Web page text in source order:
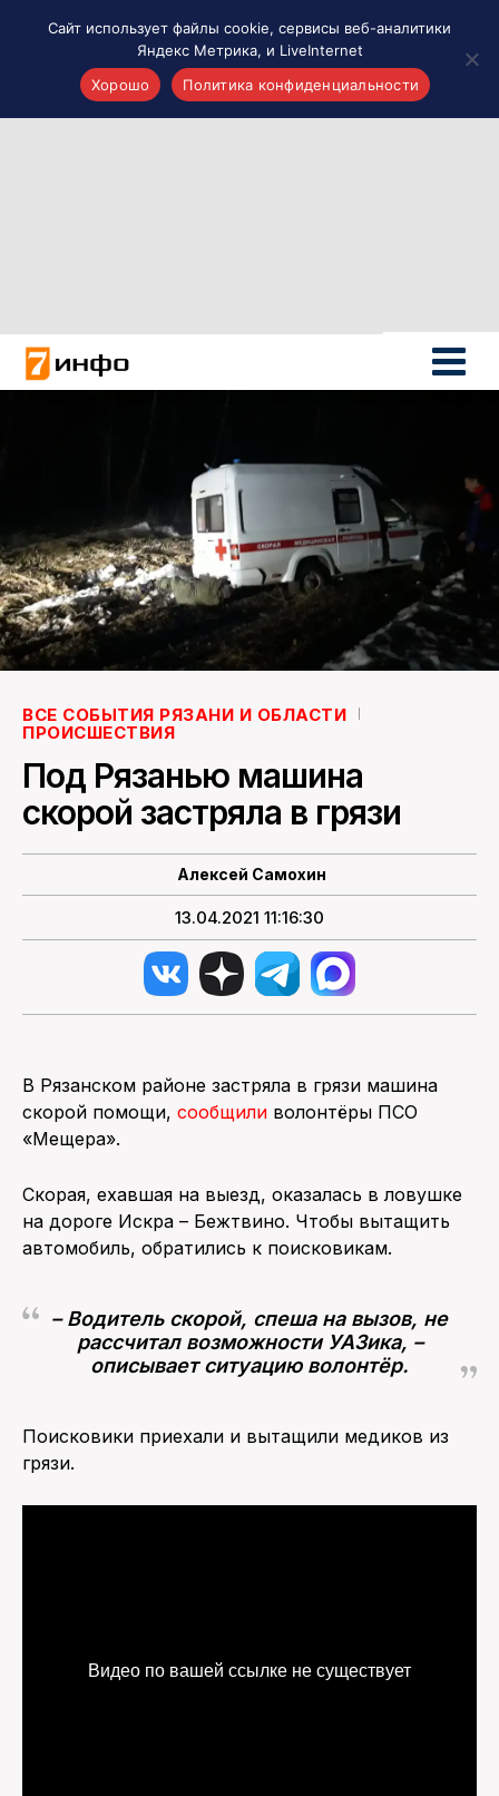
Новости России
Политика
Новости мира
ПОИСК ПО САЙТУ
ВСЕ СОБЫТИЯ РЯЗАНИ И ОБЛАСТИ
ПРОИСШЕСТВИЯ
Под Рязанью машина
скорой застряла в грязи
Алексей Самохин
13.04.2021 11:16:30
В Рязанском районе застряла в грязи машина
скорой помощи, сообщили волонтёры ПСО
«Мещера».
Скорая, ехавшая на выезд, оказалась в ловушке
на дороге Искра – Бежтвино. Чтобы вытащить
автомобиль, обратились к поисковикам.
– Водитель скорой, спеша на вызов, не
рассчитал возможности УАЗика, –
описывает ситуацию волонтёр.
Поисковики приехали и вытащили медиков из
грязи.
Сайт использует файлы cookie, сервисы веб-аналитики
Яндекс Метрика, и LiveInternet
Хорошо
Политика конфиденциальности